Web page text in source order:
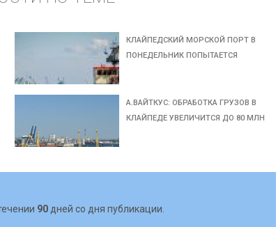
КЛАЙПЕДСКИЙ МОРСКОЙ ПОРТ В
ПОНЕДЕЛЬНИК ПОПЫТАЕТСЯ
А.ВАЙТКУС: ОБРАБОТКА ГРУЗОВ В
КЛАЙПЕДЕ УВЕЛИЧИТСЯ ДО 80 МЛН
90 дней со дня публикации.